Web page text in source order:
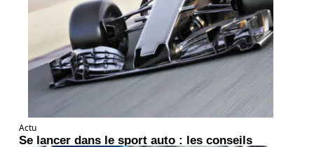
Actu
Se lancer dans le sport auto : les conseils